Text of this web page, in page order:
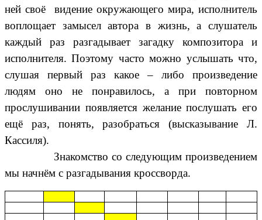
ней своё видение окружающего мира, исполнитель
воплощает замысел автора в жизнь, а слушатель
каждый раз разгадывает загадку композитора и
исполнителя. Поэтому часто можно услышать что,
слушая первый раз какое – либо произведение
людям оно не понравилось, а при повторном
прослушивании появляется желание послушать его
ещё раз, понять, разобраться (высказывание Л.
Кассиля).
Знакомство со следующим произведением
мы начнём с разгадывания кроссворда.